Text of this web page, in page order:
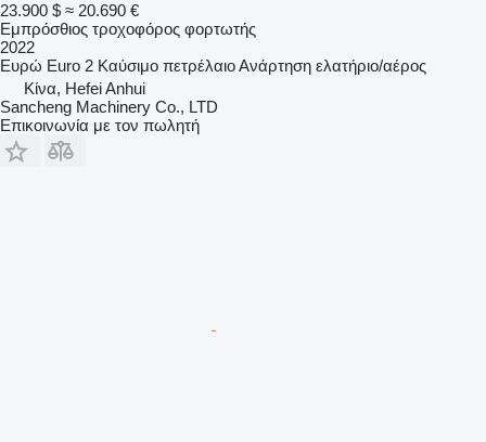
23.900 $ ≈ 20.690 €
Εμπρόσθιος τροχοφόρος φορτωτής
2022
Ευρώ Euro 2 Καύσιμο πετρέλαιοΑνάρτηση ελατήριο/αέρος
Κίνα, Hefei Anhui
Sancheng Machinery Co., LTD
Επικοινωνία με τον πωλητή